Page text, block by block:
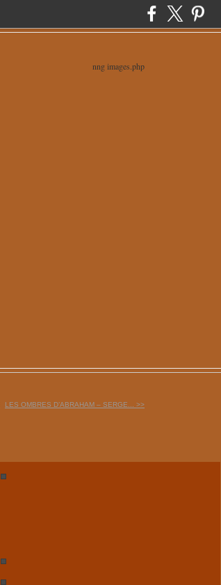
LES OMBRES D’ABRAHAM – SERGE... >>